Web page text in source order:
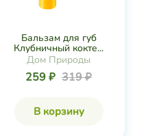
Бальзам для губ
Клубничный кокте...
Дом Природы
259 ₽ 319 ₽
В корзину